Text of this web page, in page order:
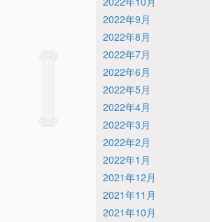
2022年9月
2022年8月
2022年7月
2022年6月
2022年5月
2022年4月
2022年3月
2022年2月
2022年1月
2021年12月
2021年11月
2021年10月